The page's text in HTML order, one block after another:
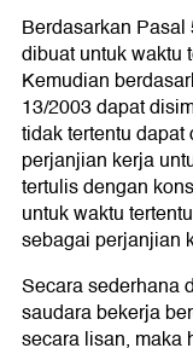
Berdasarkan
dibuat untuk waktu
Kemudian
13/2003 dapat
tidak tertentu
perjanjian kerja
tertulis dengan
untuk waktu
sebagai perjanjian
Secara sederhana
saudara bekerja
secara lisan, maka